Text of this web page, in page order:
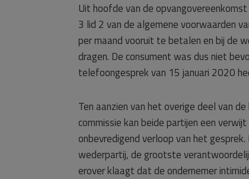
Uit hoofde van de
3 lid 2 van de algemene voorwaarden
per maand vooruit te betalen en bij de
dragen. De consument was dus niet
telefoongesprek van 15 januari 2020
Ten aanzien van het overige deel van
commissie kan beide partijen een
onbevredigend verloop van het
wederpartij, de grootste
erover klaagt dat de ondernemer